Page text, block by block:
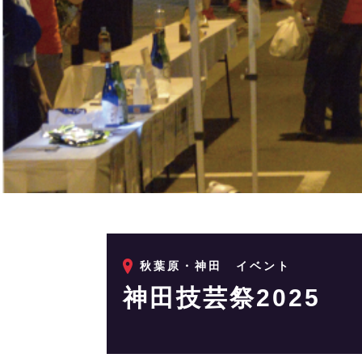
秋葉原・神田 イベント
神田技芸祭2025